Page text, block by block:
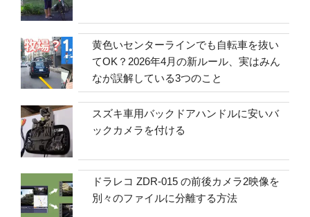
黄色いセンターラインでも自転車を抜い
てOK？2026年4月の新ルール、実はみん
なが誤解している3つのこと
スズキ車用バックドアハンドルに安いバ
ックカメラを付ける
ドラレコ ZDR-015 の前後カメラ2映像を
別々のファイルに分離する方法